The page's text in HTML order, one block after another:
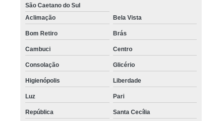
São Caetano do Sul
Aclimação
Bela Vista
Bom Retiro Brás
Cambuci Centro
Consolação Glicério
Higienópolis Liberdade
Luz Pari
República Santa Cecília